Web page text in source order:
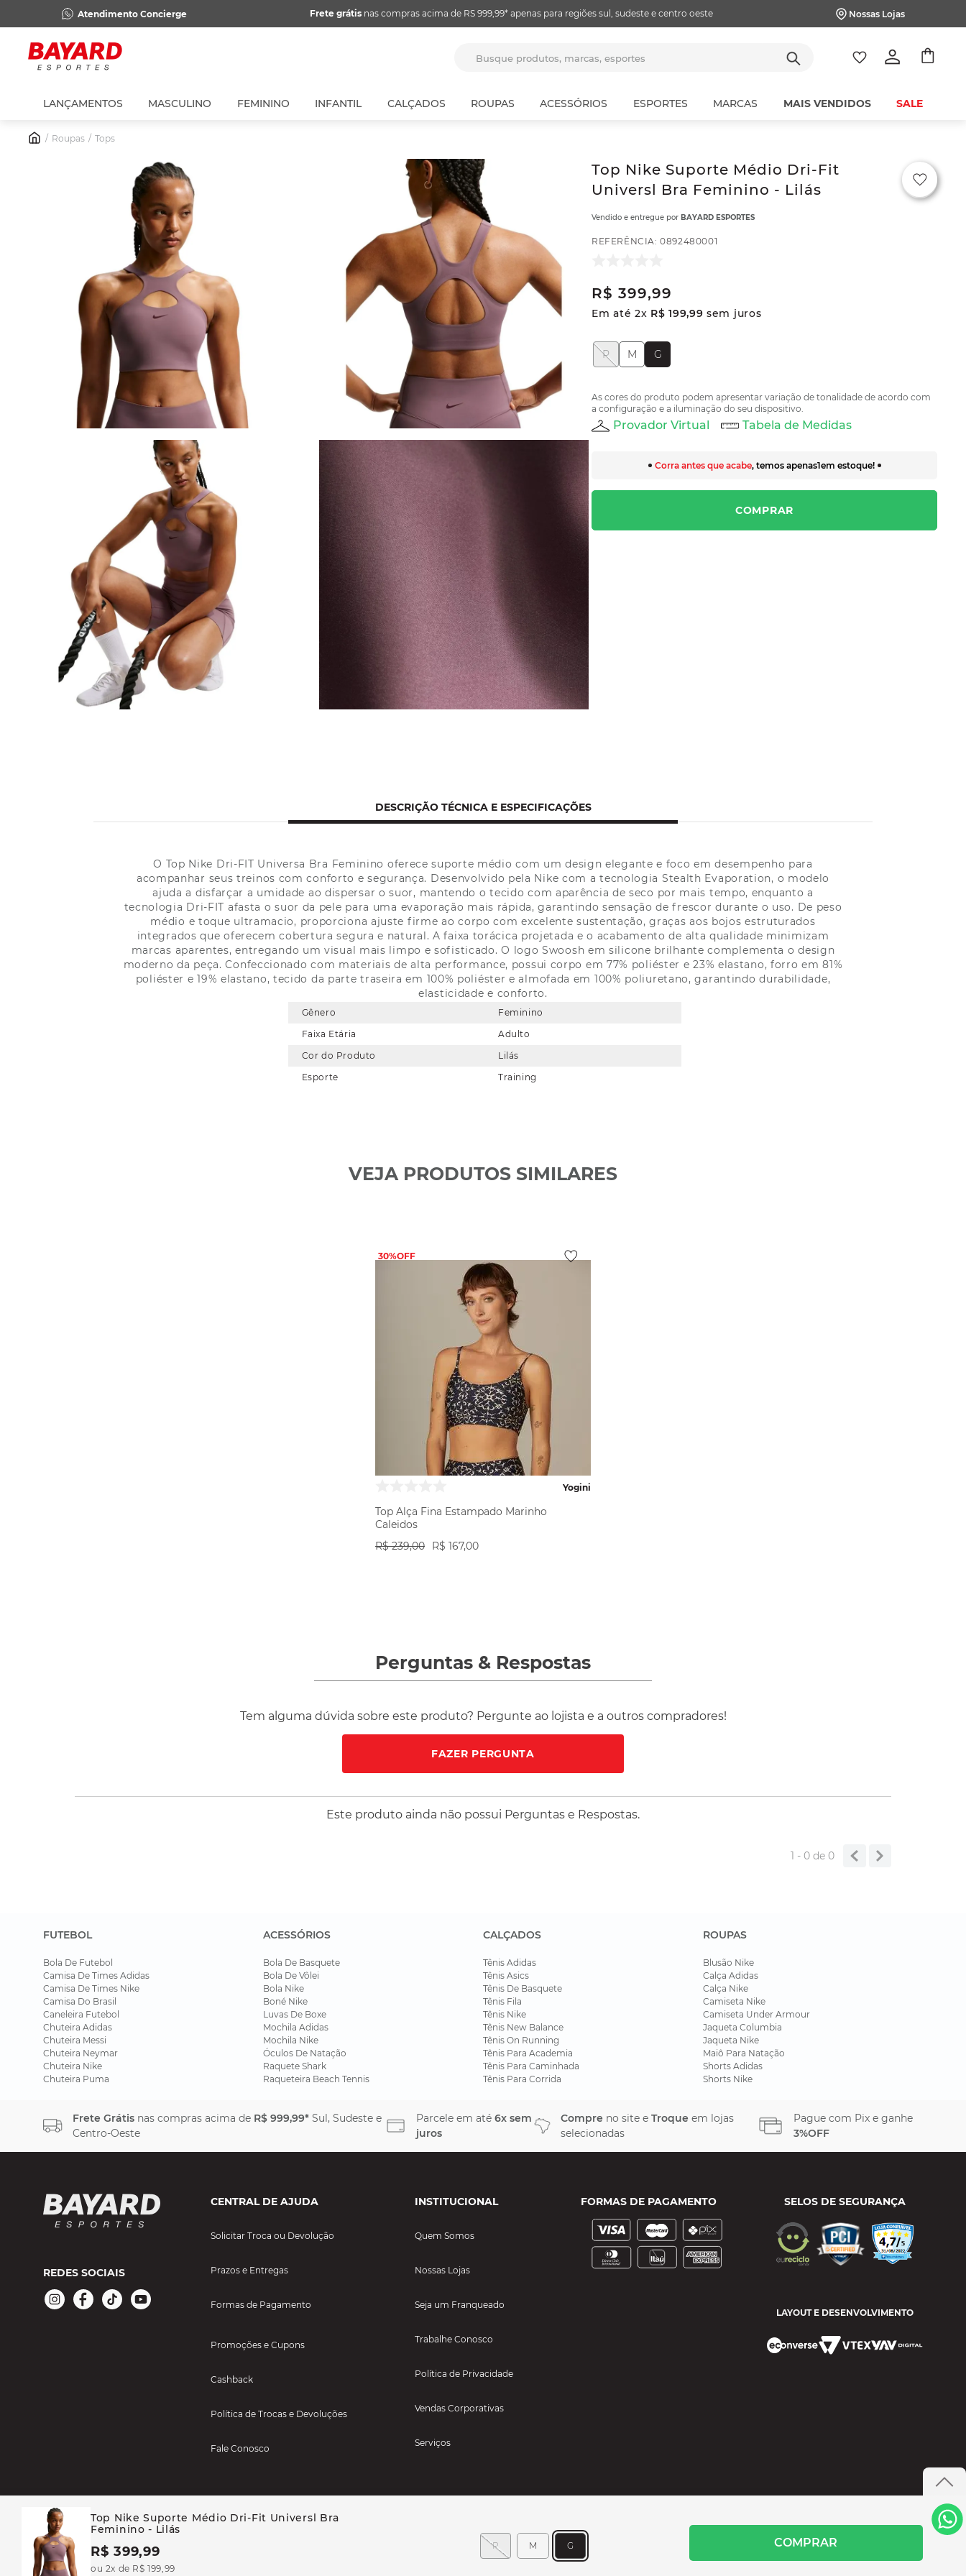
Atendimento Concierge Frete grátisnas compras acima de RS 999,99* apenas para regiões sul, sudeste e centro oeste Nossas Lojas
LANÇAMENTOS MASCULINO FEMININO INFANTIL CALÇADOS ROUPAS ACESSÓRIOS ESPORTES MARCAS MAIS VENDIDOS SALE
Roupas Tops
Top Nike Suporte Médio Dri-Fit
Universl Bra Feminino - Lilás
Vendido e entregue por BAYARD ESPORTES
REFERÊNCIA:0892480001
R$ 399,99
Em até 2x R$ 199,99 sem juros
G
M
P
As cores do produto podem apresentar variação de tonalidade de acordo com
a configuração e a iluminação do seu dispositivo.
Provador Virtual Tabela de Medidas
Corra antes que acabe, temos apenas1em estoque!
COMPRAR
DESCRIÇÃO TÉCNICA E ESPECIFICAÇÕES
O Top Nike Dri-FIT Universa Bra Feminino oferece suporte médio com um design elegante e foco em desempenho para
acompanhar seus treinos com conforto e segurança. Desenvolvido pela Nike com a tecnologia Stealth Evaporation, o modelo
ajuda a disfarçar a umidade ao dispersar o suor, mantendo o tecido com aparência de seco por mais tempo, enquanto a
tecnologia Dri-FIT afasta o suor da pele para uma evaporação mais rápida, garantindo sensação de frescor durante o uso. De peso
médio e toque ultramacio, proporciona ajuste firme ao corpo com excelente sustentação, graças aos bojos estruturados
integrados que oferecem cobertura segura e natural. A faixa torácica projetada e o acabamento de alta qualidade minimizam
marcas aparentes, entregando um visual mais limpo e sofisticado. O logo Swoosh em silicone brilhante complementa o design
moderno da peça. Confeccionado com materiais de alta performance, possui corpo em 77% poliéster e 23% elastano, forro em 81%
poliéster e 19% elastano, tecido da parte traseira em 100% poliéster e almofada em 100% poliuretano, garantindo durabilidade,
elasticidade e conforto.
Gênero
Feminino
Faixa Etária
Adulto
Cor do Produto
Lilás
Esporte
Training
VEJA PRODUTOS SIMILARES
30%
Yogini
Top Alça Fina Estampado Marinho
Caleidos
R$ 239,00 R$ 167,00
Perguntas & Respostas
Tem alguma dúvida sobre este produto? Pergunte ao lojista e a outros compradores!
FAZER PERGUNTA
Este produto ainda não possui Perguntas e Respostas.
1 - 0de 0
Top Nike Suporte Médio Dri-Fit Universl Bra
Feminino - Lilás
R$ 399,99
ou 2x de R$ 199,99
G
M
P COMPRAR
FUTEBOL
Bola De Futebol
Camisa De Times Adidas
Camisa De Times Nike
Camisa Do Brasil
Caneleira Futebol
Chuteira Adidas
Chuteira Messi
Chuteira Neymar
Chuteira Nike
Chuteira Puma
ACESSÓRIOS
Bola De Basquete
Bola De Vôlei
Bola Nike
Boné Nike
Luvas De Boxe
Mochila Adidas
Mochila Nike
Óculos De Natação
Raquete Shark
Raqueteira Beach Tennis
CALÇADOS
Tênis Adidas
Tênis Asics
Tênis De Basquete
Tênis Fila
Tênis Nike
Tênis New Balance
Tênis On Running
Tênis Para Academia
Tênis Para Caminhada
Tênis Para Corrida
ROUPAS
Blusão Nike
Calça Adidas
Calça Nike
Camiseta Nike
Camiseta Under Armour
Jaqueta Columbia
Jaqueta Nike
Maiô Para Natação
Shorts Adidas
Shorts Nike
Frete Grátis nas compras acima de R$ 999,99* Sul, Sudeste e
Centro-Oeste
Parcele em até 6x sem
juros
Compre no site e Troque em lojas
selecionadas
Pague com Pix e ganhe
3%OFF
REDES SOCIAIS
CENTRAL DE AJUDA
Solicitar Troca ou Devolução
Prazos e Entregas
Formas de Pagamento
Promoções e Cupons
Cashback
Política de Trocas e Devoluções
Fale Conosco
INSTITUCIONAL
Quem Somos
Nossas Lojas
Seja um Franqueado
Trabalhe Conosco
Política de Privacidade
Vendas Corporativas
Serviços
FORMAS DE PAGAMENTO SELOS DE SEGURANÇA
LAYOUT E DESENVOLVIMENTO
BAYARD ESPORTES - TODOS OS DIREITOS RESERVADOS CASA BAYARD ARTIGOS PARA ESPORTES LTDA - RUA TEXAS, 111, SALA 229 - JARDIM RANCHO ALEGRE - SANTANA DE PARANAÍBA/SP CEP 06515 200 CNPJ 60.456.407/0024-
46